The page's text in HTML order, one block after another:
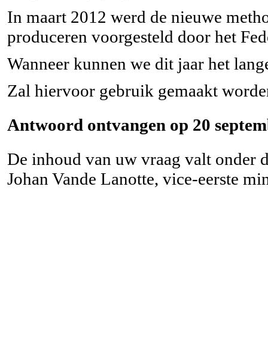
In maart 2012 werd de nieuwe
produceren voorgesteld door het
Wanneer kunnen we dit jaar het
Zal hiervoor gebruik gemaakt
Antwoord ontvangen op 20
De inhoud van uw vraag valt onder
Johan Vande Lanotte, vice-eerste